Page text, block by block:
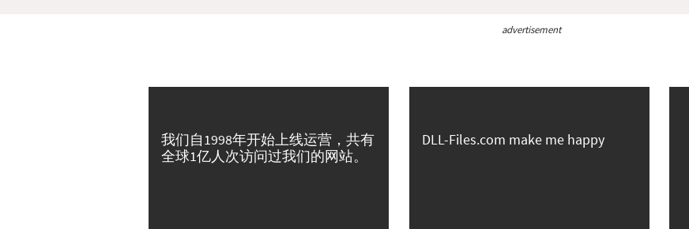
advertisement
我们自1998年开始上线运营，共有
全球1亿人次访问过我们的网站。
DLL-Files.com make me happy